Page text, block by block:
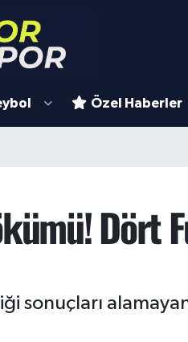
Özel Haberler
Dört
sonuçları